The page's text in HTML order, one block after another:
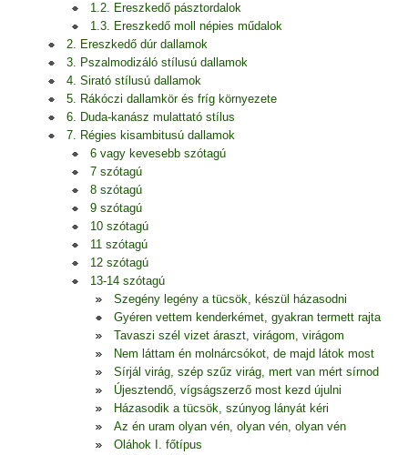
1.2. Ereszkedő pásztordalok
1.3. Ereszkedő moll népies műdalok
2. Ereszkedő dúr dallamok
3. Pszalmodizáló stílusú dallamok
4. Sirató stílusú dallamok
5. Rákóczi dallamkör és fríg környezete
6. Duda-kanász mulattató stílus
7. Régies kisambitusú dallamok
6 vagy kevesebb szótagú
7 szótagú
8 szótagú
9 szótagú
10 szótagú
11 szótagú
12 szótagú
13-14 szótagú
Szegény legény a tücsök, készül házasodni
Gyéren vettem kenderkémet, gyakran termett rajta
Tavaszi szél vizet áraszt, virágom, virágom
Nem láttam én molnárcsókot, de majd látok most
Sírjál virág, szép szűz virág, mert van mért sírnod
Újesztendő, vígságszerző most kezd újulni
Házasodik a tücsök, szúnyog lányát kéri
Az én uram olyan vén, olyan vén, olyan vén
Oláhok I. főtípus